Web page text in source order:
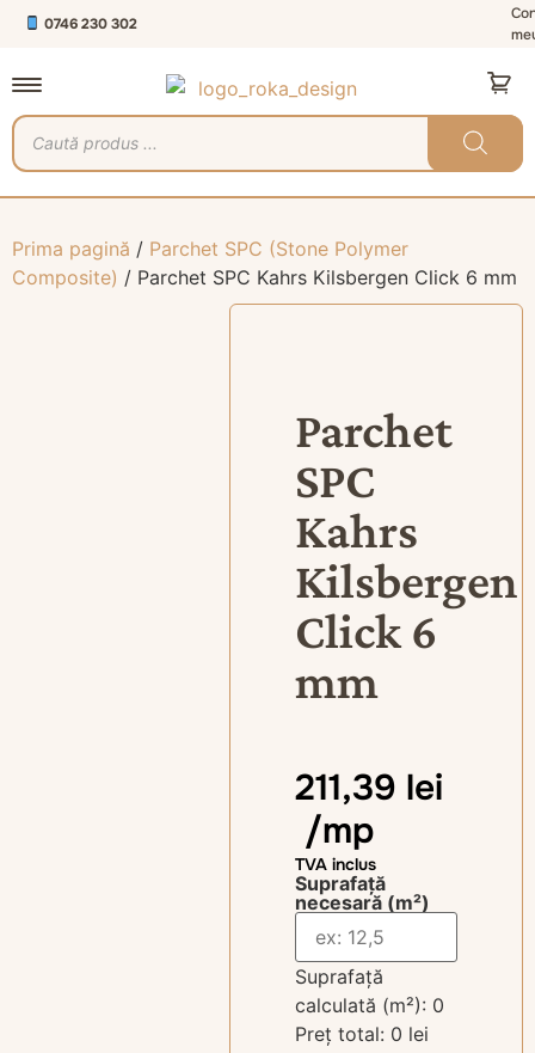
0746 230 302
Prima pagină / Parchet SPC (Stone Polymer
Composite) / Parchet SPC Kahrs Kilsbergen Click 6 mm
Parchet
SPC
Kahrs
Kilsbergen
Click 6
mm
211,39 lei
/mp
TVA inclus
Suprafață
necesară (m²)
Suprafață
calculată (m²): 0
Preț total: 0 lei